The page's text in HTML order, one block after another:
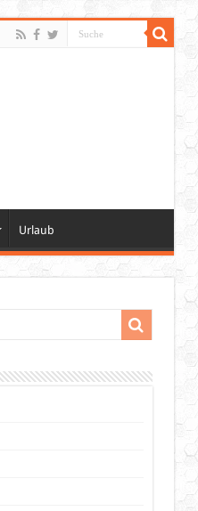
Urlaub